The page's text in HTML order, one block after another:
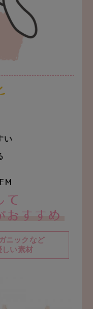
い
ニックなど
しい素材